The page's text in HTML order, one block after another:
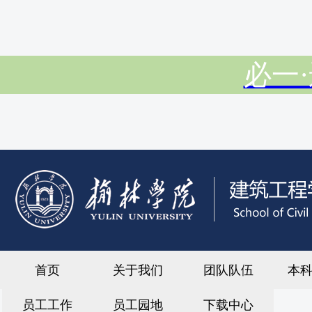
必一
首页 关于我们 团队队伍 本
员工工作 员工园地 下载中心